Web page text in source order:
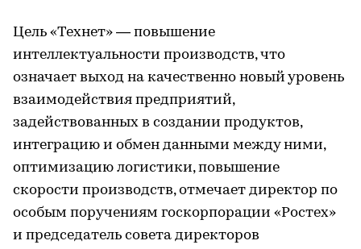
Цель «Технет» — повышение
интеллектуальности производств, что
означает выход на качественно новый уровень
взаимодействия предприятий,
задействованных в создании продуктов,
интеграцию и обмен данными между ними,
оптимизацию логистики, повышение
скорости производств, отмечает директор по
особым поручениям госкорпорации «Ростех»
и председатель совета директоров